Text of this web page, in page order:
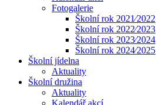
Fotogalerie
Školní rok 2021⁄2022
Školní rok 2022⁄2023
Školní rok 2023⁄2024
Školní rok 2024⁄2025
Školní jídelna
Aktuality
Školní družina
Aktuality
Kalendář akcí